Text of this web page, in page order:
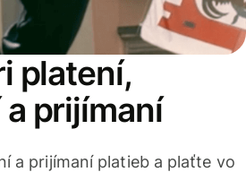
platení,
prijímaní
a prijímaní platieb a plaťte vo